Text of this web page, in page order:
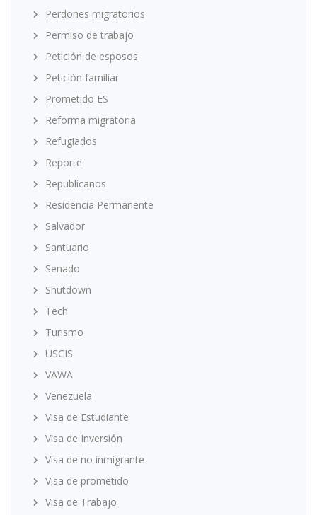
Perdones migratorios
Permiso de trabajo
Petición de esposos
Petición familiar
Prometido ES
Reforma migratoria
Refugiados
Reporte
Republicanos
Residencia Permanente
Salvador
Santuario
Senado
Shutdown
Tech
Turismo
USCIS
VAWA
Venezuela
Visa de Estudiante
Visa de Inversión
Visa de no inmigrante
Visa de prometido
Visa de Trabajo